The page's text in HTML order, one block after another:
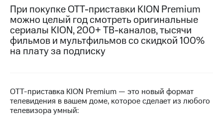
в МТС
Тарифы
Услуги
Семейная
группа
МТС
Акции
Скидка 30%
на связь
РИИЛ
и МТС
Супер
При покупке ОТТ-приставки KION Premium
можно целый год смотреть оригинальные
сериалы KION, 200+ ТВ-каналов, тысячи
фильмов и мультфильмов со скидкой 100%
на плату за подписку
OTT-приставка KION Premium — это новый формат
телевидения в вашем доме, которое сделает из любого
телевизора умный: